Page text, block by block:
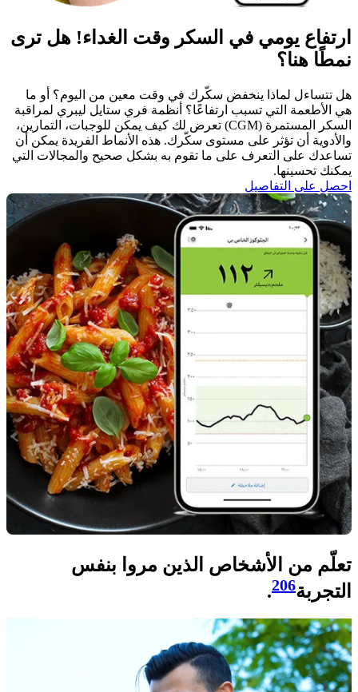
ارتفاع يومي في السكر وقت الغداء! هل ترى
نمطًا هنا؟
هل تتساءل لماذا ينخفض سكّرك في وقت معين من اليوم؟ أو ما
هي الأطعمة التي تسبب ارتفاعًا؟ أنظمة فري ستايل ليبري لمراقبة
السكر المستمرة (CGM) تعرض لك كيف يمكن للوجبات، التمارين،
والأدوية أن تؤثر على مستوى سكّرك. هذه الأنماط الفريدة يمكن أن
تساعدك على التعرف على ما تقوم به بشكل صحيح والمجالات التي
يمكنك تحسينها.
احصل على التفاصيل
تعلّم من الأشخاص الذين مروا بنفس
التجربة206
.​